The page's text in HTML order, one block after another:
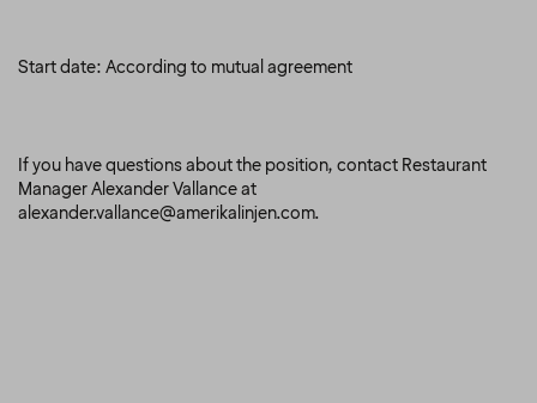
Start date: According to mutual agreement
If you have questions about the position, contact Restaurant
Manager Alexander Vallance at
alexander.vallance@amerikalinjen.com.